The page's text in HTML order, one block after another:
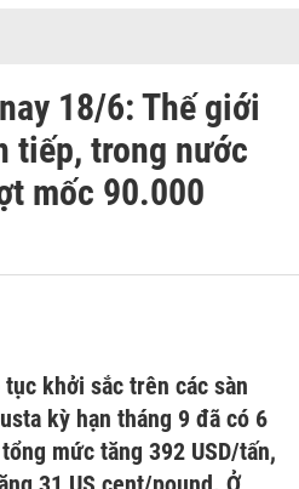
18/6: Thế giới
tiếp, trong nước
mốc 90.000
khởi sắc trên các sàn
kỳ hạn tháng 9 đã có 6
mức tăng 392 USD/tấn,